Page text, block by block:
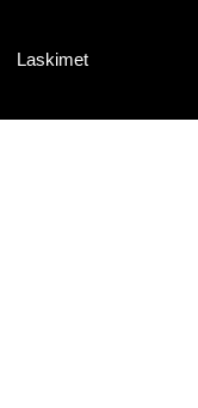
Laskimet